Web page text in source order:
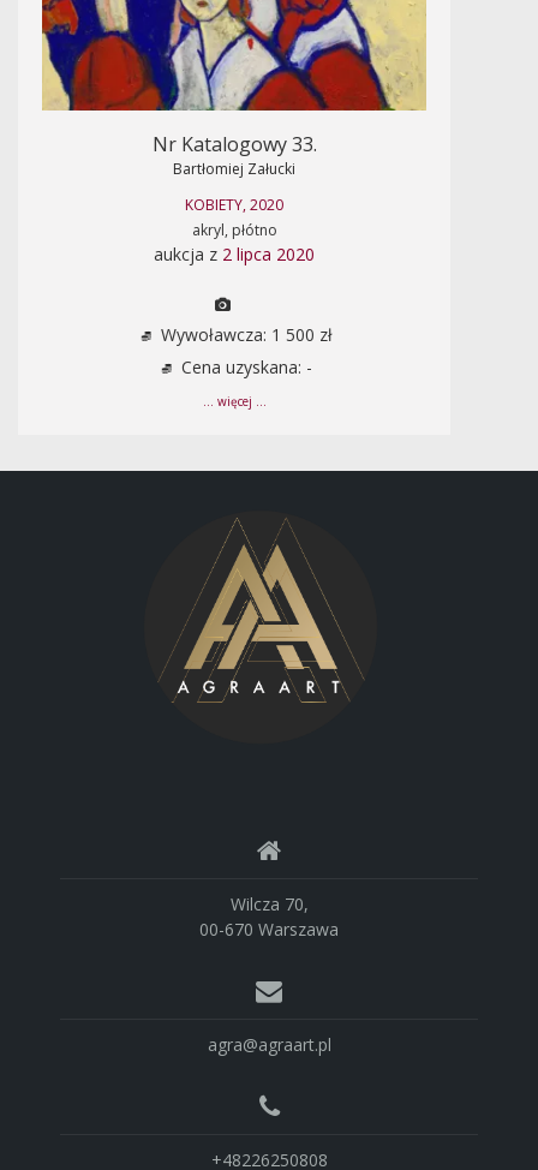
Nr Katalogowy 33.
Bartłomiej Załucki
KOBIETY, 2020
akryl, płótno
aukcja z 2 lipca 2020
Wywoławcza: 1 500 zł
Cena uzyskana: -
... więcej ...
Wilcza 70,
00-670 Warszawa
agra@agraart.pl
+48226250808